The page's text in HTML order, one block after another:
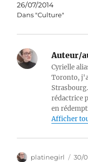
26/07/2014
Dans "Culture"
Auteur/
Cyrielle
Toronto,
rédactrice
en
Afficher
Auteur
platinegirl 30/